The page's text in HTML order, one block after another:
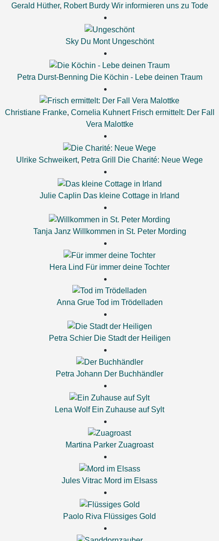
Gerald Hüther, Robert Burdy Wir informieren uns zu Tode
Sky Du Mont Ungeschönt
Petra Durst-Benning Die Köchin - Lebe deinen Traum
Christiane Franke, Cornelia Kuhnert Frisch ermittelt: Der Fall
Vera Malottke
Ulrike Schweikert, Petra Grill Die Charité: Neue Wege
Julie Caplin Das kleine Cottage in Irland
Tanja Janz Willkommen in St. Peter Mording
Hera Lind Für immer deine Tochter
Anna Grue Tod im Trödelladen
Petra Schier Die Stadt der Heiligen
Petra Johann Der Buchhändler
Lena Wolf Ein Zuhause auf Sylt
Martina Parker Zuagroast
Jules Vitrac Mord im Elsass
Paolo Riva Flüssiges Gold